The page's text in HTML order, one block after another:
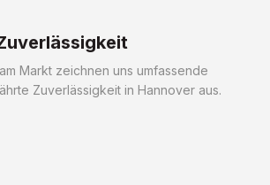
Markt zeichnen uns umfassende
Zuverlässigkeit in Hannover aus.